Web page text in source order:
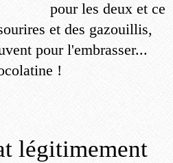
pour les deux et ce
et des gazouillis,
pour l'embrasser...
!
légitimement